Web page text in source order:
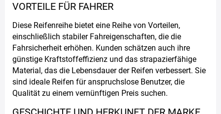
VORTEILE FÜR FAHRER
Diese Reifenreihe bietet eine Reihe von Vorteilen,
einschließlich stabiler Fahreigenschaften, die die
Fahrsicherheit erhöhen. Kunden schätzen auch ihre
günstige Kraftstoffeffizienz und das strapazierfähige
Material, das die Lebensdauer der Reifen verbessert. Sie
sind ideale Reifen für anspruchslose Benutzer, die
Qualität zu einem vernünftigen Preis suchen.